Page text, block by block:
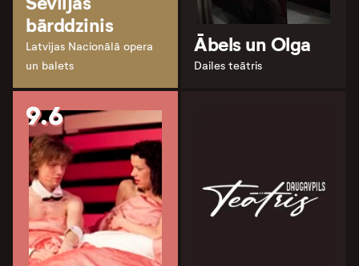
bārddzinis
Latvijas Nacionālā opera
un balets
Ābels un Olga
Dailes teātris
9.6